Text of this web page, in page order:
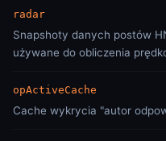
radar
Snapshoty danych postów
używane do obliczenia
opActiveCache
Cache wykrycia "autor